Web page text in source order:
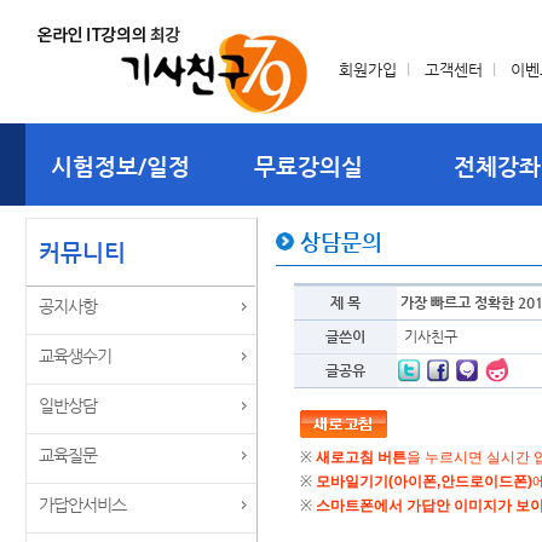
회원가입 고객센터 이
시험정보/일정 무료강의실 전체강좌
커뮤니티
공지사항
교육생수기
일반상담
교육질문
가답안서비스
상담문의
제 목
가장 빠르고 정확한
글쓴이
기사친구
글공유